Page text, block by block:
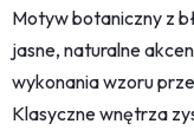
Motyw botaniczny z
jasne, naturalne
wykonania wzoru
Klasyczne wnętrza